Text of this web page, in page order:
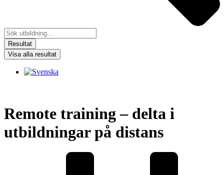
Resultat
Visa alla resultat
Remote training – delta i
utbildningar på distans